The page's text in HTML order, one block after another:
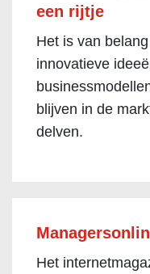
een rijtje
Het is van
innovatieve
blijven in de
delven.
Het